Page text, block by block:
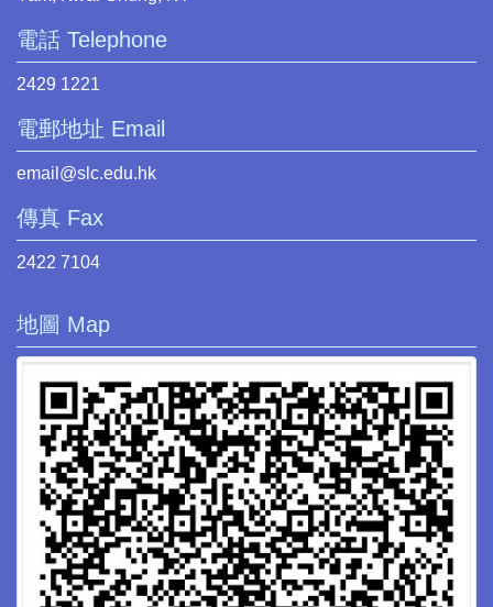
電話 Telephone
2429 1221
電郵地址 Email
email@slc.edu.hk
傳真 Fax
2422 7104
地圖 Map